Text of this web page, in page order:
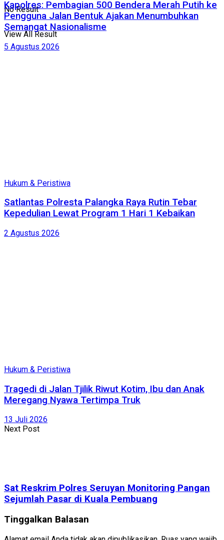
No Result
View All Result
Kapolres: Pembagian 500 Bendera Merah Putih ke
Pengguna Jalan Bentuk Ajakan Menumbuhkan
Semangat Nasionalisme
5 Agustus 2026
Hukum & Peristiwa
Satlantas Polresta Palangka Raya Rutin Tebar
Kepedulian Lewat Program 1 Hari 1 Kebaikan
2 Agustus 2026
Hukum & Peristiwa
Tragedi di Jalan Tjilik Riwut Kotim, Ibu dan Anak
Meregang Nyawa Tertimpa Truk
13 Juli 2026
Next Post
Sat Reskrim Polres Seruyan Monitoring Pangan
Sejumlah Pasar di Kuala Pembuang
Tinggalkan Balasan